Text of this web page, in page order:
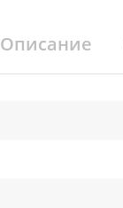
Описание